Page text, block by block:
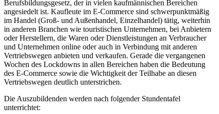
Berufsbildungsgesetz, der in vielen kaufmännischen Bereichen
angesiedelt ist. Kaufleute im E-Commerce sind schwerpunktmäßig
im Handel (Groß- und Außenhandel, Einzelhandel) tätig, weiterhin
in anderen Branchen wie touristischen Unternehmen, bei Anbietern
oder Herstellern, die Waren oder Dienstleistungen an Verbraucher
und Unternehmen online oder auch in Verbindung mit anderen
Vertriebswegen anbieten und verkaufen. Gerade die vergangenen
Wochen des Lockdowns in allen Bereichen haben die Bedeutung
des E-Commerce sowie die Wichtigkeit der Teilhabe an diesen
Vertriebswegen deutlich unterstrichen.
Die Auszubildenden werden nach folgender Stundentafel
unterrichtet: